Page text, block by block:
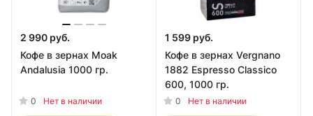
2 990 руб.
Кофе в зернах Moak
Andalusia 1000 гр.
0 Нет в наличии
1 599 руб.
Кофе в зернах Vergnano
1882 Espresso Classico
600, 1000 гр.
0 Нет в наличии